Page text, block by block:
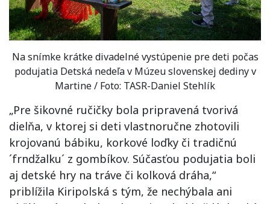
Na snímke krátke divadelné vystúpenie pre deti počas
podujatia Detská nedeľa v Múzeu slovenskej dediny v
Martine / Foto: TASR-Daniel Stehlík
„Pre šikovné ručičky bola pripravená tvorivá
dielňa, v ktorej si deti vlastnoručne zhotovili
krojovanú bábiku, korkové loďky či tradičnú
´frndžalku´ z gombíkov. Súčasťou podujatia boli
aj detské hry na tráve či kolková dráha,“
priblížila Kiripolská s tým, že nechýbala ani